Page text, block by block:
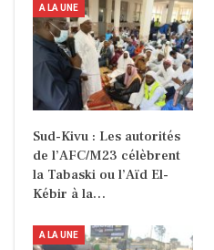
A LA UNE
Sud-Kivu : Les autorités
de l’AFC/M23 célèbrent
la Tabaski ou l’Aïd El-
Kébir à la…
A LA UNE